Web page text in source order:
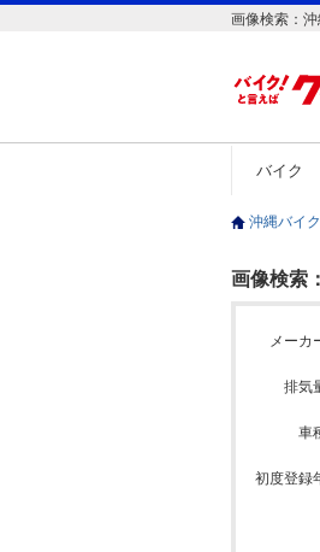
画像検索：
バイク
沖縄バイク
画像検索
メーカ
排気
車
初度登録